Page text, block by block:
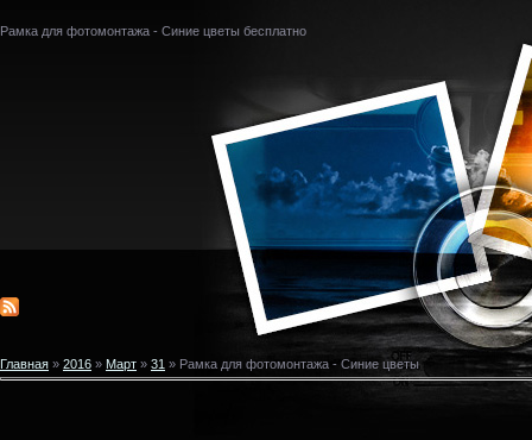
Рамка для фотомонтажа - Синие цветы бесплатно
Главная » 2016 » Март » 31 » Рамка для фотомонтажа - Синие цветы